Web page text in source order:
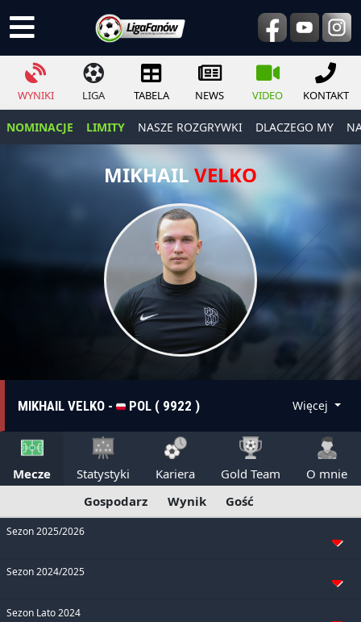
WYNIKI LIGA TABELA NEWS VIDEO KONTAKT
NOMINACJE LIMITY NASZE ROZGRYWKI DLACZEGO MY
MIKHAIL VELKO
MIKHAIL VELKO - POL ( 9922 ) Więcej
Mecze Statystyki Kariera Gold Team
O mnie
Gospodarz
Wynik Gość
Sezon 2025/2026
Sezon 2024/2025
Sezon Lato 2024